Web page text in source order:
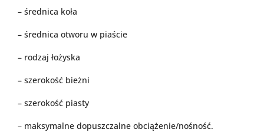
– średnica koła
– średnica otworu w piaście
– rodzaj łożyska
– szerokość bieżni
– szerokość piasty
– maksymalne dopuszczalne obciążenie/nośność.